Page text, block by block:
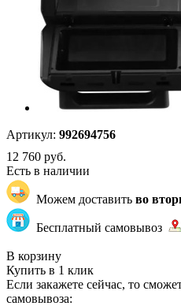
Артикул: 992694756
12 760 руб.
Есть в наличии
Можем доставить во
Бесплатный самовывоз
В корзину
Купить в 1 клик
Если закажете сейчас, то
самовывоза: